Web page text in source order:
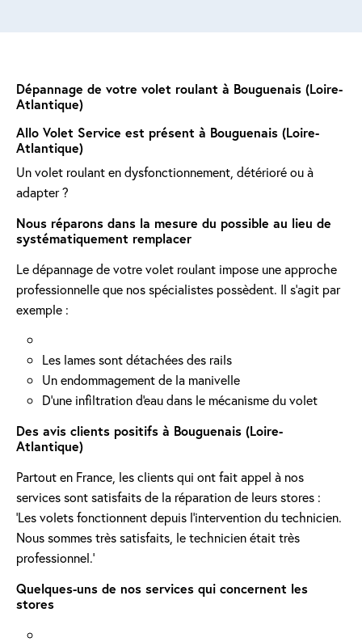
Dépannage de votre volet roulant à Bouguenais (Loire-
Atlantique)
Allo Volet Service est présent à Bouguenais (Loire-
Atlantique)
Un volet roulant en dysfonctionnement, détérioré ou à
adapter ?
Nous réparons dans la mesure du possible au lieu de
systématiquement remplacer
Le dépannage de votre volet roulant impose une approche
professionnelle que nos spécialistes possèdent. Il s'agit par
exemple :
Les lames sont détachées des rails
Un endommagement de la manivelle
D'une infiltration d'eau dans le mécanisme du volet
Des avis clients positifs à Bouguenais (Loire-
Atlantique)
Partout en France, les clients qui ont fait appel à nos
services sont satisfaits de la réparation de leurs stores :
'Les volets fonctionnent depuis l’intervention du technicien.
Nous sommes très satisfaits, le technicien était très
professionnel.'
Quelques-uns de nos services qui concernent les
stores